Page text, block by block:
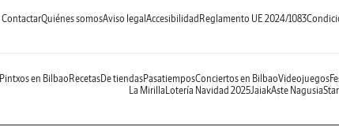
ContactarQuiénes somosAviso legal Accesibilidad Reglamento UE 2024/1083
Pintxos en Bilbao RecetasDe tiendasPasatiemposConciertos en BilbaoVideojuegos
La Mirilla Lotería Navidad 2025JaiakAste Nagusia